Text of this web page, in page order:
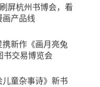
屏杭州书博会，看
画产品线
新作《画月亮兔
书交易博览会
童杂事诗》新书